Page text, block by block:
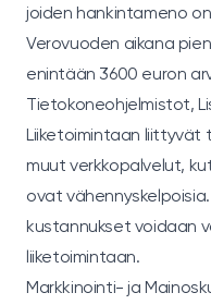
joiden hankintameno
Verovuoden aikana
enintään 3600 euron
Tietokoneohjelmistot,
Liiketoimintaan liittyvät
muut verkkopalvelut,
ovat
kustannukset voidaan
liiketoimintaan.
Markkinointi- ja